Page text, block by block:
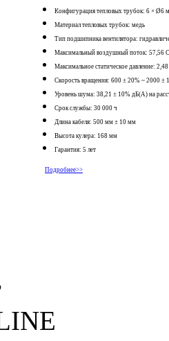
Конфигурация тепловых трубок: 6 × Ø6
Материал тепловых трубок: медь
Тип подшипника вентилятора:
Максимальный воздушный поток: 57,56
Максимальное статическое давление:
Скорость вращения: 600 ± 20% ~ 2000 ±
Уровень шума: 38,21 ± 10% дБ(А) на
Срок службы: 30 000 ч
Длина кабеля: 500 мм ± 10 мм
Высота кулера: 168 мм
Гарантия: 5 лет
Подробнее>>